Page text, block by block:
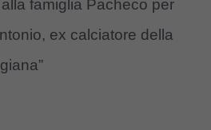
famiglia Pacheco per
ex calciatore della